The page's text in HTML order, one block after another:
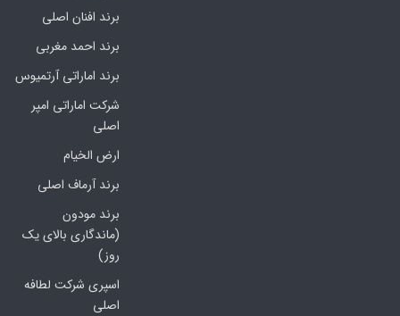
برند افنان اصلی
برند احمد مغربی
برند اماراتی آرتمیوس
شرکت اماراتی امپر
اصلی
ارض الخیام
برند آرماف اصلی
برند مودون
(ماندگاری بالای یک
روز)
اسپری شرکت لطافه
اصلی